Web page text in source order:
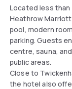
Located less than
Heathrow
pool, modern
parking. Guests
centre, sauna,
public areas.
Close to
the hotel also